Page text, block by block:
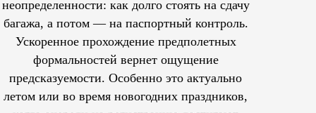
неопределенности: как долго стоять на сдачу
багажа, а потом — на паспортный контроль.
Ускоренное прохождение предполетных
формальностей вернет ощущение
предсказуемости. Особенно это актуально
летом или во время новогодних праздников,